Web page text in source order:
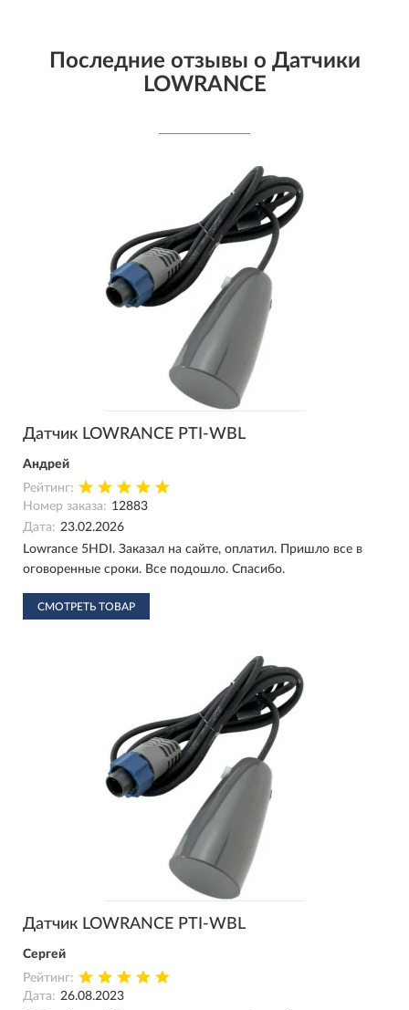
Последние отзывы о Датчики
LOWRANCE
Датчик LOWRANCE PTI-WBL
Андрей
Рейтинг:
Номер заказа: 12883
Дата: 23.02.2026
Lowrance 5HDI. Заказал на сайте, оплатил. Пришло все в
оговоренные сроки. Все подошло. Спасибо.
СМОТРЕТЬ ТОВАР
Датчик LOWRANCE PTI-WBL
Сергей
Рейтинг:
Дата: 26.08.2023